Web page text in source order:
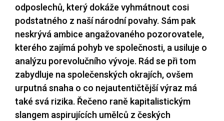
odposlechů, který dokáže vyhmátnout cosi
podstatného z naší národní povahy. Sám pak
neskrývá ambice angažovaného pozorovatele,
kterého zajímá pohyb ve společnosti, a usiluje o
analýzu porevolučního vývoje. Rád se při tom
zabydluje na společenských okrajích, ovšem
urputná snaha o co nejautentičtější výraz má
také svá rizika. Řečeno raně kapitalistickým
slangem aspirujících umělců z českých